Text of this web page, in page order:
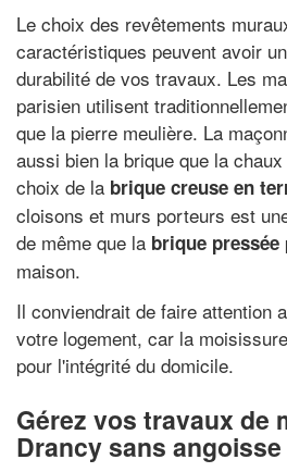
Le choix des revêtements
caractéristiques peuvent avoir
durabilité de vos travaux. Les
parisien utilisent
que la pierre meulière. La
aussi bien la brique que la
choix de la brique creuse en
cloisons et murs porteurs est
de même que la brique pressée
maison.
Il conviendrait de faire attention
votre logement, car la
pour l'intégrité du domicile.
Gérez vos travaux de
Drancy sans angoisse